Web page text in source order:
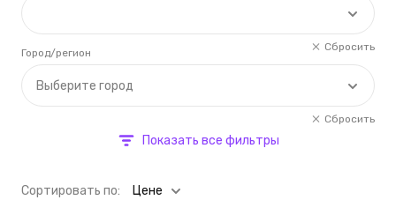
Сбросить
Выберите город
Город/регион
Сбросить
Показать все фильтры
Cортировать по: Цене